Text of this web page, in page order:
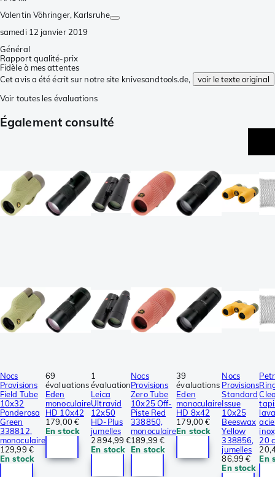
Valentin Vöhringer, Karlsruhe
samedi 12 janvier 2019
Général
Rapport qualité-prix
Fidèle à mes attentes
Cet avis a été écrit sur notre site knivesandtools.de,
voir le texte original
Voir toutes les évaluations
Également consulté
Nocs
Provisions
Field Tube
10x32
Ponderosa
Green
338812,
monoculaire
129,99 €
En stock
69
évaluations
Eden
monoculaire
HD 10x42
179,00 €
En stock
1
évaluation
Leica
Ultravid
12x50
HD-Plus
jumelles
2 894,99 €
En stock
Nocs
Provisions
Zero Tube
10x25 Off-
Piste Red
338850,
monoculaire
189,99 €
En stock
39
évaluations
Eden
monoculaire
HD 8x42
179,00 €
En stock
Nocs
Provisions
Standard
Issue
10x25
Beeswax
Yellow
338856,
jumelles
86,99 €
En stock
20
En